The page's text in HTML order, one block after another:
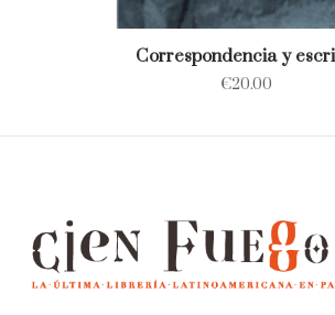
Correspondencia y
€20.00